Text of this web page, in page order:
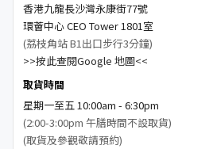
香港九龍長沙灣永康街77號
環薈中心 CEO Tower 1801室
(荔枝角站 B1出口步行3分鐘)
>>按此查閱Google 地圖<<
取貨時間
星期一至五 10:00am - 6:30pm
(2:00-3:00pm 午膳時間不設取貨)
(取貨及參觀敬請預約)